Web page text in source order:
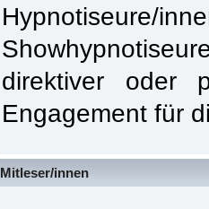
Hypnotiseure/
direktiver oder
Engagement für
Mitleser/innen